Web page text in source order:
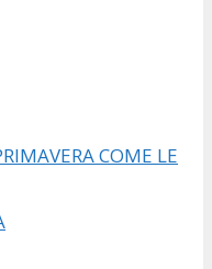
COME LE